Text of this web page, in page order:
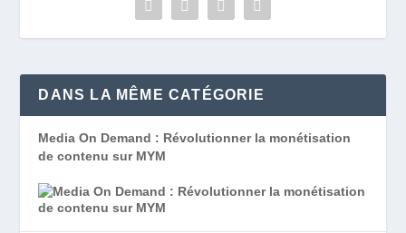
DANS LA MÊME CATÉGORIE
Media On Demand : Révolutionner la monétisation
de contenu sur MYM